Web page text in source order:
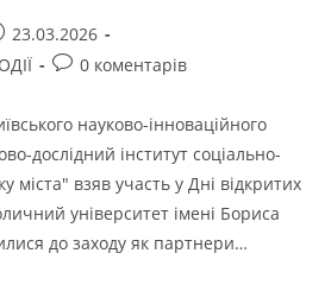
23.03.2026
0 коментарів
науково-інноваційного
дослідний інститут соціально-
міста" взяв участь у Дні відкритих
університет імені Бориса
до заходу як партнери…